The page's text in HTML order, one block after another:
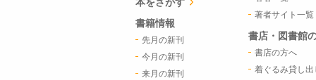
書籍情報
先月の新刊
今月の新刊
来月の新刊
著者サイト一覧
書店・図書館
書店の方へ
着ぐるみ貸し出